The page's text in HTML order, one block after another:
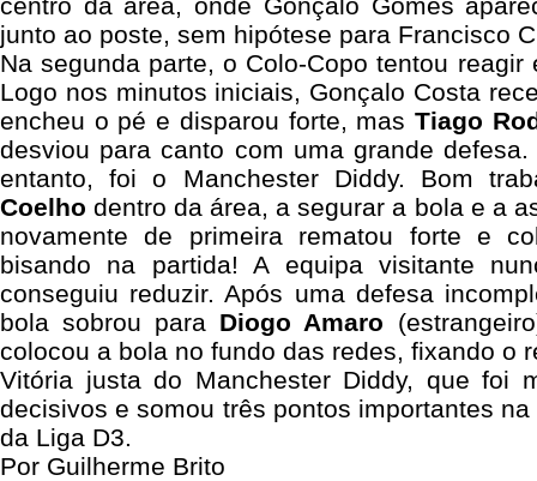
junto ao poste, sem hipótese para Francisco
Na segunda parte, o Colo-Copo tentou
Logo nos minutos iniciais, Gonçalo Costa
encheu o pé e disparou forte, masTiago
desviou para canto com uma grande
entanto, foi o Manchester Diddy. Bom
Coelho dentro da área, a segurar a bola e a
novamente de primeira rematou forte e
bisando na partida!
A equipa visitante
conseguiu reduzir. Após uma defesa
bola sobrou para Diogo Amaro
colocou a bola no fundo das redes, fixando o
Vitória justa do Manchester Diddy, que foi
decisivos e somou três pontos importantes
da Liga D3.
Por Guilherme Brito